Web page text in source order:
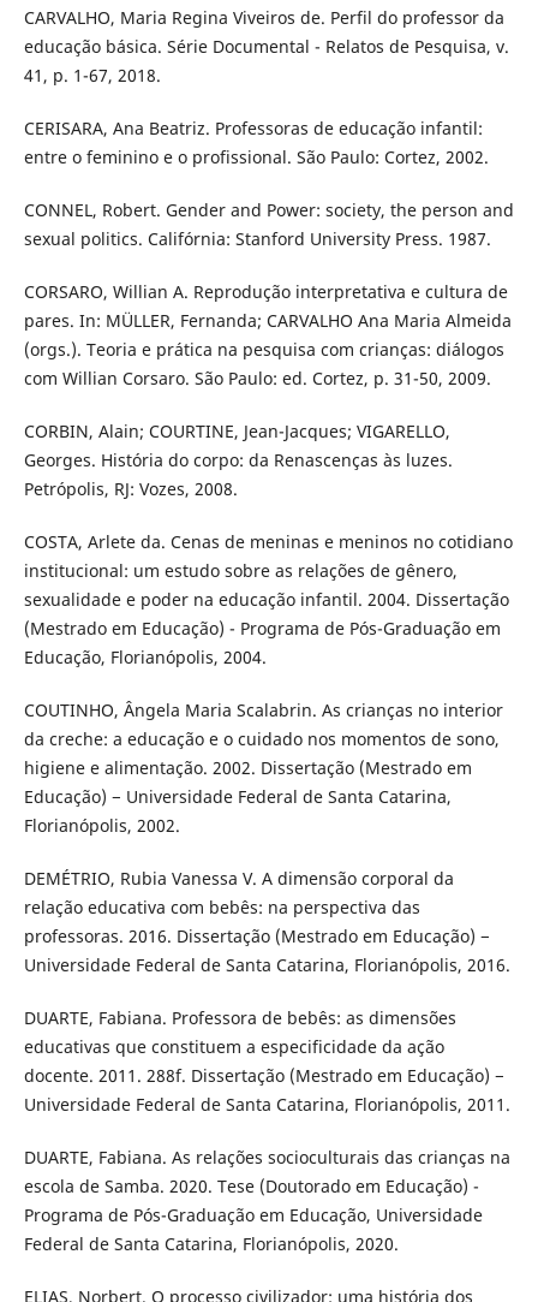
CARVALHO, Maria Regina Viveiros de. Perfil do professor da
educação básica. Série Documental - Relatos de Pesquisa, v.
41, p. 1-67, 2018.
CERISARA, Ana Beatriz. Professoras de educação infantil:
entre o feminino e o profissional. São Paulo: Cortez, 2002.
CONNEL, Robert. Gender and Power: society, the person and
sexual politics. Califórnia: Stanford University Press. 1987.
CORSARO, Willian A. Reprodução interpretativa e cultura de
pares. In: MÜLLER, Fernanda; CARVALHO Ana Maria Almeida
(orgs.). Teoria e prática na pesquisa com crianças: diálogos
com Willian Corsaro. São Paulo: ed. Cortez, p. 31-50, 2009.
CORBIN, Alain; COURTINE, Jean-Jacques; VIGARELLO,
Georges. História do corpo: da Renascenças às luzes.
Petrópolis, RJ: Vozes, 2008.
COSTA, Arlete da. Cenas de meninas e meninos no cotidiano
institucional: um estudo sobre as relações de gênero,
sexualidade e poder na educação infantil. 2004. Dissertação
(Mestrado em Educação) - Programa de Pós-Graduação em
Educação, Florianópolis, 2004.
COUTINHO, Ângela Maria Scalabrin. As crianças no interior
da creche: a educação e o cuidado nos momentos de sono,
higiene e alimentação. 2002. Dissertação (Mestrado em
Educação) − Universidade Federal de Santa Catarina,
Florianópolis, 2002.
DEMÉTRIO, Rubia Vanessa V. A dimensão corporal da
relação educativa com bebês: na perspectiva das
professoras. 2016. Dissertação (Mestrado em Educação) −
Universidade Federal de Santa Catarina, Florianópolis, 2016.
DUARTE, Fabiana. Professora de bebês: as dimensões
educativas que constituem a especificidade da ação
docente. 2011. 288f. Dissertação (Mestrado em Educação) −
Universidade Federal de Santa Catarina, Florianópolis, 2011.
DUARTE, Fabiana. As relações socioculturais das crianças na
escola de Samba. 2020. Tese (Doutorado em Educação) -
Programa de Pós-Graduação em Educação, Universidade
Federal de Santa Catarina, Florianópolis, 2020.
ELIAS, Norbert. O processo civilizador: uma história dos